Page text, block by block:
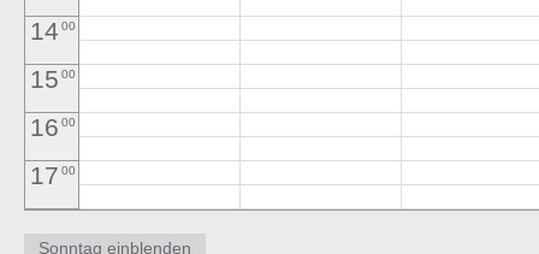
14 00
15 00
16 00
17 00